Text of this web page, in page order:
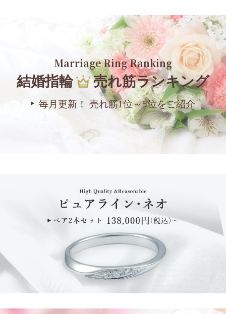
Marriage Ring Ranking
結婚指輪 売れ筋ランキング
毎月更新！ 売れ筋1位～5位をご紹介